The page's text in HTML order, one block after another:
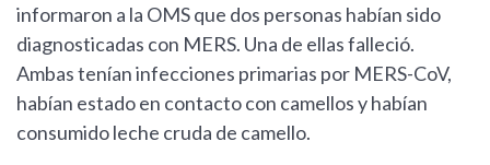
informaron a la OMS que dos personas habían sido
diagnosticadas con MERS. Una de ellas falleció.
Ambas tenían infecciones primarias por MERS-CoV,
habían estado en contacto con camellos y habían
consumido leche cruda de camello.